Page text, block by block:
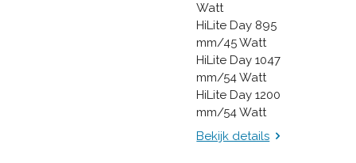
Watt
HiLite Day 895
mm/45 Watt
HiLite Day 1047
mm/54 Watt
HiLite Day 1200
mm/54 Watt
Bekijk details